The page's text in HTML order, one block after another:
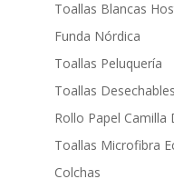
Toallas Blancas
Funda Nórdica
Toallas Peluquería
Toallas Desechables
Rollo Papel Camilla
Toallas Microfibra
Colchas